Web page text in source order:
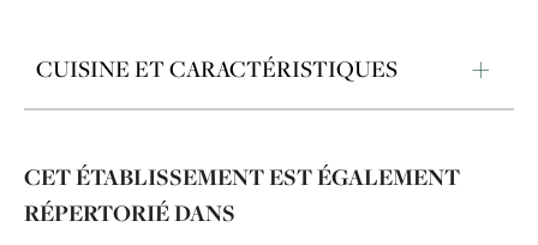
CUISINE ET CARACTÉRISTIQUES
CET ÉTABLISSEMENT EST ÉGALEMENT
RÉPERTORIÉ DANS